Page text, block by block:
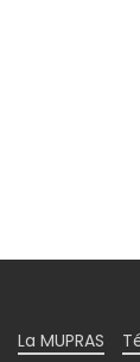
La MUPRAS